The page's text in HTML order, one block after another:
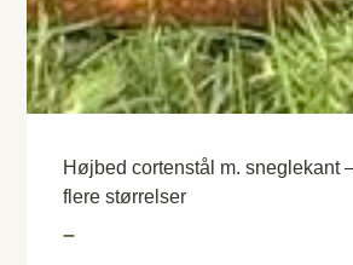
Højbed cortenstål m. sneglekant
flere størrelser
–